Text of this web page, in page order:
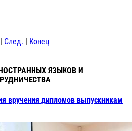
| След. | Конец
ЯЗЫКОВ И
вручения дипломов выпускникам